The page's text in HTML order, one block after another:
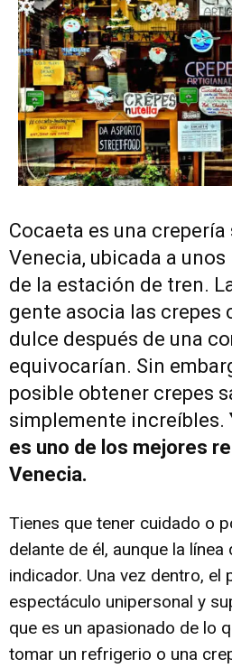
Cocaeta es una crepería
Venecia, ubicada a
de la estación de tren.
gente asocia las crepes
dulce después de una
equivocarían. Sin
posible obtener crepes
simplemente increíbles.
es uno de los mejores
Venecia.
Tienes que tener cuidado o
delante de él, aunque la
indicador. Una vez dentro, el
espectáculo unipersonal y
que es un apasionado de lo
tomar un refrigerio o una